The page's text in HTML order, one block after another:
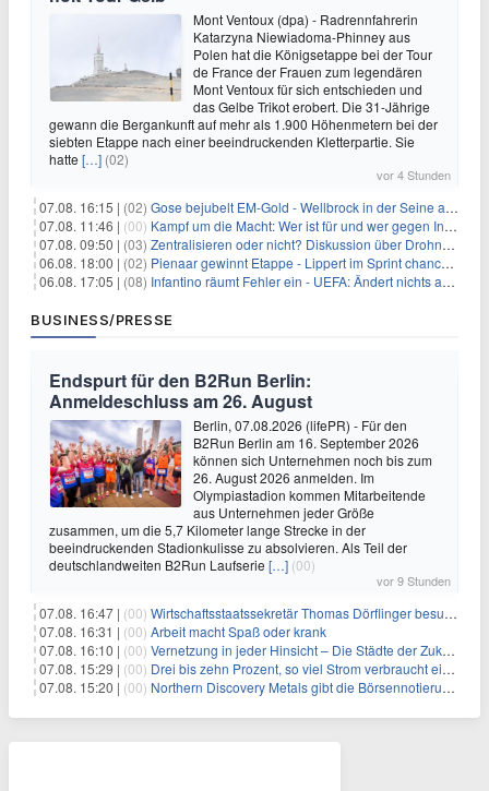
Mont Ventoux (dpa) - Radrennfahrerin
Katarzyna Niewiadoma-Phinney aus
Polen hat die Königsetappe bei der Tour
de France der Frauen zum legendären
Mont Ventoux für sich entschieden und
das Gelbe Trikot erobert. Die 31-Jährige
gewann die Bergankunft auf mehr als 1.900 Höhenmetern bei der
siebten Etappe nach einer beeindruckenden Kletterpartie. Sie
hatte […] (02)
vor 4 Stunden
07.08. 16:15 | (02) Gose bejubelt EM-Gold - Wellbrock in der Seine ausgebremst
07.08. 11:46 | (00) Kampf um die Macht: Wer ist für und wer gegen Infantino?
07.08. 09:50 | (03) Zentralisieren oder nicht? Diskussion über Drohnenabwehr
06.08. 18:00 | (02) Pienaar gewinnt Etappe - Lippert im Sprint chancenlos
06.08. 17:05 | (08) Infantino räumt Fehler ein - UEFA: Ändert nichts an Boykott
BUSINESS/PRESSE
Endspurt für den B2Run Berlin:
Anmeldeschluss am 26. August
Berlin, 07.08.2026 (lifePR) - Für den
B2Run Berlin am 16. September 2026
können sich Unternehmen noch bis zum
26. August 2026 anmelden. Im
Olympiastadion kommen Mitarbeitende
aus Unternehmen jeder Größe
zusammen, um die 5,7 Kilometer lange Strecke in der
beeindruckenden Stadionkulisse zu absolvieren. Als Teil der
deutschlandweiten B2Run Laufserie […] (00)
vor 9 Stunden
07.08. 16:47 | (00) Wirtschaftsstaatssekretär Thomas Dörflinger besucht Handwerksbetrieb im Kammerbezirk Freiburg
07.08. 16:31 | (00) Arbeit macht Spaß oder krank
07.08. 16:10 | (00) Vernetzung in jeder Hinsicht – Die Städte der Zukunft sind grün-blau
07.08. 15:29 | (00) Drei bis zehn Prozent, so viel Strom verbraucht ein Aufzug im Gebäude
07.08. 15:20 | (00) Northern Discovery Metals gibt die Börsennotierung an der Frankfurter Wertpapierbörse bekannt